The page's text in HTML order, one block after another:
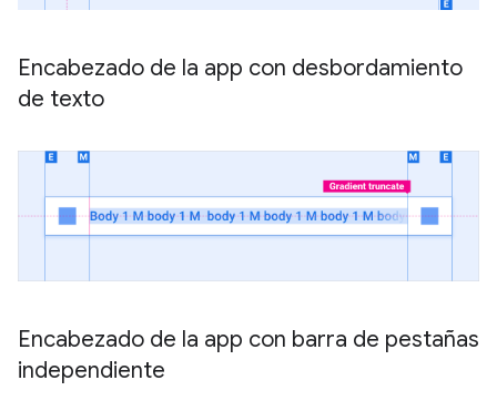
Encabezado de la app con desbordamiento
de texto
Encabezado de la app con barra de pestañas
independiente